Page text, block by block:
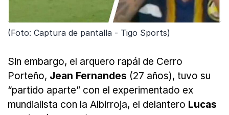
(Foto: Captura de pantalla - Tigo Sports)
Sin embargo, el arquero rapái de Cerro
Porteño, Jean Fernandes (27 años), tuvo su
“partido aparte” con el experimentado ex
mundialista con la Albirroja, el delantero Lucas